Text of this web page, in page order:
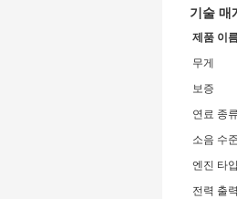
기술 매
제품 이
무게
보증
연료 종류
소음 수준
엔진 타입
전력 출력